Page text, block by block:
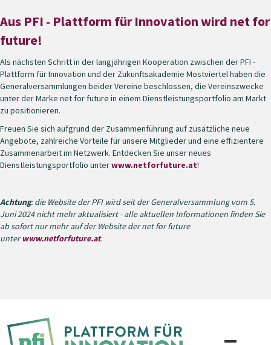
Aus PFI - Plattform für Innovation wird net for
future!
Als nächsten Schritt in der langjährigen Kooperation zwischen der PFI -
Plattform für Innovation und der Zukunftsakademie Mostviertel haben die
Generalversammlungen beider Vereine beschlossen, die Vereinszwecke
unter der Marke net for future in einem Dienstleistungsportfolio am Markt
zu positionieren.
Freuen Sie sich aufgrund der Zusammenführung auf zusätzliche neue
Angebote, zahlreiche Vorteile für unsere Mitglieder und eine effizientere
Zusammenarbeit im Netzwerk. Entdecken Sie unser neues
Dienstleistungsportfolio unterwww.netforfuture.at!
Achtung: die Website der PFI wird seit der Generalversammlung vom 5.
Juni 2024 nicht mehr aktualisiert - alle aktuellen Informationen finden Sie
ab sofort nur mehr auf der Website der net for future
unterwww.netforfuture.at.